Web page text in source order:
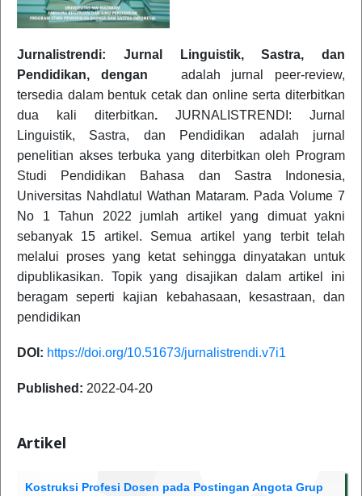
Jurnalistrendi: Jurnal Linguistik, Sastra, dan
Pendidikan, dengan
adalah jurnal peer-review,
tersedia dalam bentuk cetak dan online serta diterbitkan
dua kali diterbitkan. JURNALISTRENDI: Jurnal
Linguistik, Sastra, dan Pendidikan adalah jurnal
penelitian akses terbuka yang diterbitkan oleh Program
Studi Pendidikan Bahasa dan Sastra Indonesia,
Universitas Nahdlatul Wathan Mataram. Pada Volume 7
No 1 Tahun 2022 jumlah artikel yang dimuat yakni
sebanyak 15 artikel. Semua artikel yang terbit telah
melalui proses yang ketat sehingga dinyatakan untuk
dipublikasikan. Topik yang disajikan dalam artikel ini
beragam seperti kajian kebahasaan, kesastraan, dan
pendidikan
DOI: https://doi.org/10.51673/jurnalistrendi.v7i1
Published: 2022-04-20
Artikel
Kostruksi Profesi Dosen pada Postingan Angota Grup